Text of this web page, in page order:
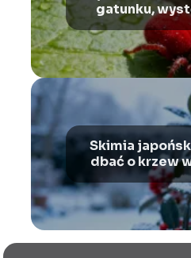
gatunku,
Skimia
dbać o krzew